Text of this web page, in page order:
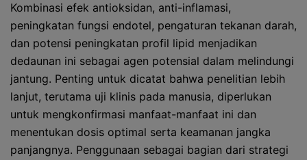
Kombinasi efek antioksidan, anti-inflamasi,
peningkatan fungsi endotel, pengaturan tekanan darah,
dan potensi peningkatan profil lipid menjadikan
dedaunan ini sebagai agen potensial dalam melindungi
jantung. Penting untuk dicatat bahwa penelitian lebih
lanjut, terutama uji klinis pada manusia, diperlukan
untuk mengkonfirmasi manfaat-manfaat ini dan
menentukan dosis optimal serta keamanan jangka
panjangnya. Penggunaan sebagai bagian dari strategi